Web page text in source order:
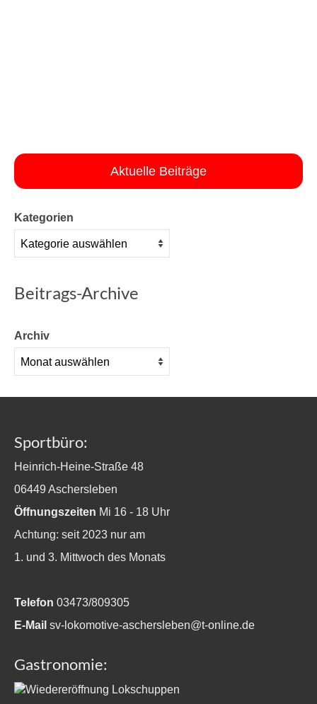
Aktuelle Beiträge
Kategorien
Beitrags-Archive
Archiv
Sportbüro:
Heinrich-Heine-Straße 48
06449 Aschersleben
Öffnungszeiten Mi 16 - 18 Uhr
Achtung: seit 2023 nur am
1. und 3. Mittwoch des Monats
Telefon 03473/809305
E-Mail sv-lokomotive-aschersleben@t-online.de
Gastronomie: